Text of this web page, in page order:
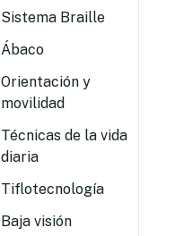
Sistema Braille
Ábaco
Orientación y
movilidad
Técnicas de la vida
diaria
Tiflotecnología
Baja visión